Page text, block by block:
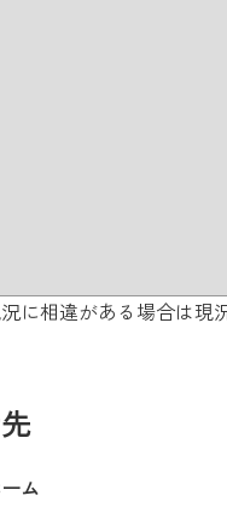
に相違がある場合は現
ム